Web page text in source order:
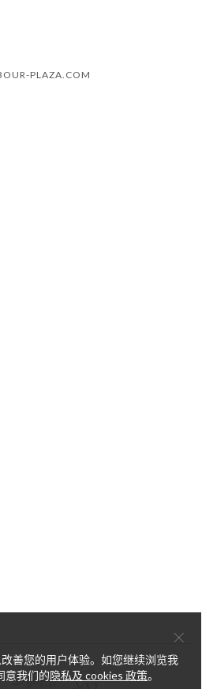
PLAZA.COM
×
善您的用户体验。如您继续浏览我
意我们的隐私及 cookies 政策。